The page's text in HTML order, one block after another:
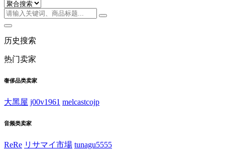
历史搜索
热门卖家
奢侈品类卖家
大黑屋 j00v1961 melcastcojp
音频类卖家
ReRe リサマイ市場 tunagu5555